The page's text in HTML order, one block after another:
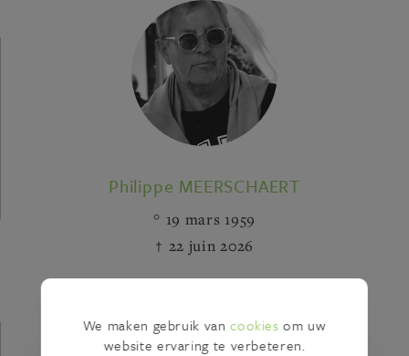
Philippe MEERSCHAERT
19 mars 1959
22 juin 2026
We maken gebruik vancookies om uw
website ervaring te verbeteren.